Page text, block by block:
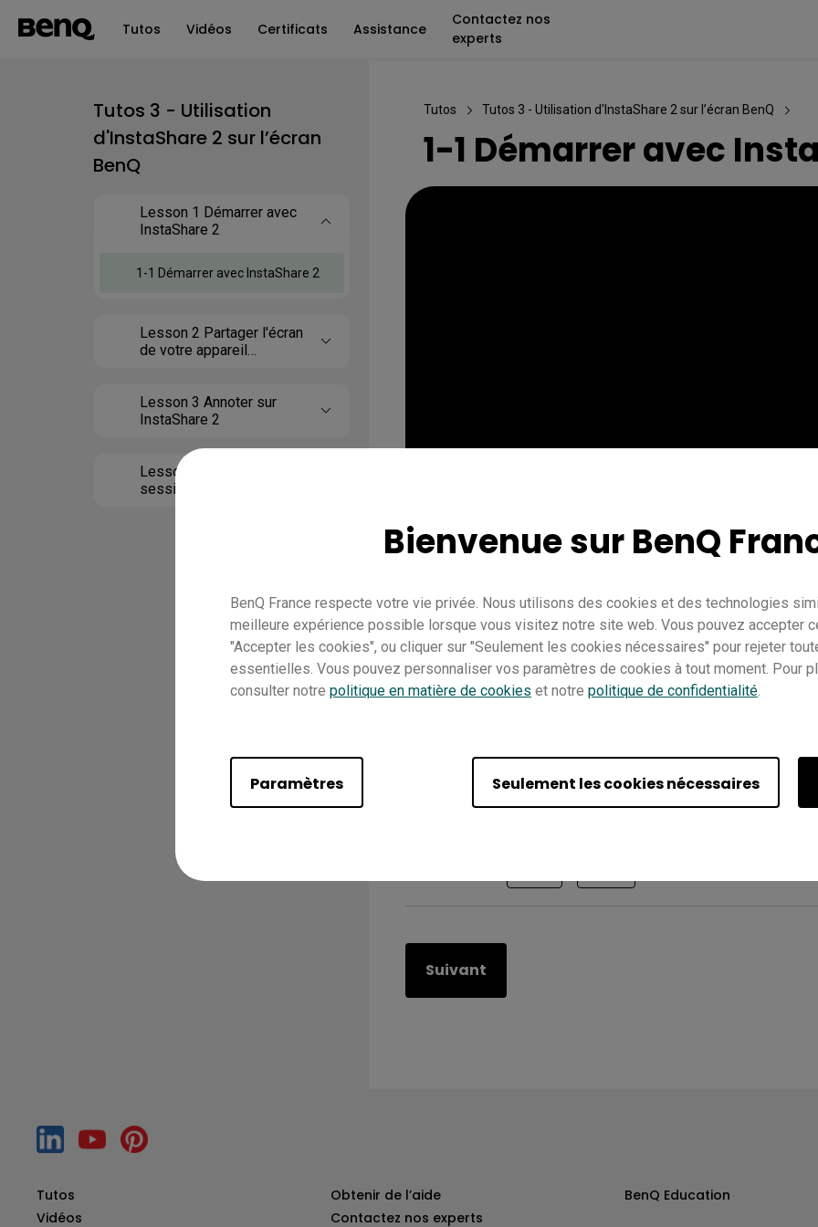
Tutos Vidéos Certificats Assistance
Contactez nos
experts
Bienvenue sur BenQ
BenQ France respecte votre vie privée. Nous utilisons des cookies et des technologies
meilleure expérience possible lorsque vous visitez notre site web. Vous pouvez accepter
"Accepter les cookies", ou cliquer sur "Seulement les cookies nécessaires" pour rejeter
essentielles. Vous pouvez personnaliser vos paramètres de cookies à tout moment. Pour
consulter notre politique en matière de cookies et notre politique de confidentialité.
Paramètres Seulement les cookies nécessaires
Tutos 3 - Utilisation
d'InstaShare 2 sur l’écran
BenQ
Lesson 1 Démarrer avec
InstaShare 2
1-1 Démarrer avec InstaShare 2
Lesson 2 Partager l'écran
de votre appareil
Lesson 3 Annoter sur
InstaShare 2
Lesson 4 Gestion des
sessions sur InstaShare
Tutos Tutos 3 - Utilisation d'InstaShare 2 sur l’écran BenQ
1-1 Démarrer avec
Enseignement InstaShare 2 Pro RP02 Pro RP03 Master
Suivant
Tutos
Vidéos
Obtenir de l’aide
Contactez nos experts
BenQ Education